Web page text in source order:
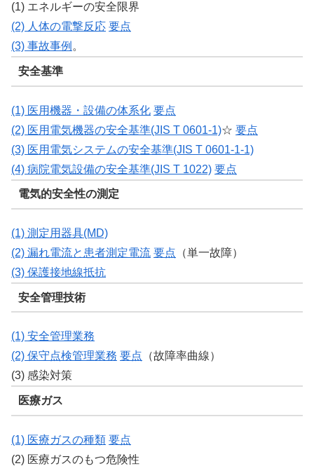
(1) エネルギーの安全限界
(2) 人体の電撃反応 要点
(3) 事故事例 。
安全基準
(1) 医用機器・設備の体系化 要点
(2) 医用電気機器の安全基準(JIS T 0601-1)☆ 要点
(3) 医用電気システムの安全基準(JIS T 0601-1-1)
(4) 病院電気設備の安全基準(JIS T 1022) 要点
電気的安全性の測定
(1) 測定用器具(MD)
(2) 漏れ電流と患者測定電流 要点 （単一故障）
(3) 保護接地線抵抗
安全管理技術
(1) 安全管理業務
(2) 保守点検管理業務 要点 （故障率曲線）
(3) 感染対策
医療ガス
(1) 医療ガスの種類 要点
(2) 医療ガスのもつ危険性